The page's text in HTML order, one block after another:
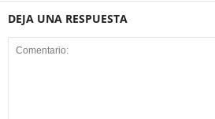
DEJA UNA RESPUESTA